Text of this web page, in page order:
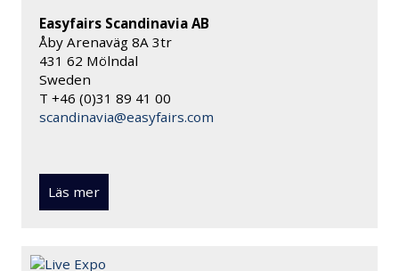
Easyfairs Scandinavia AB
Åby Arenaväg 8A 3tr
431 62 Mölndal
Sweden
T +46 (0)31 89 41 00
scandinavia@easyfairs.com
Läs mer